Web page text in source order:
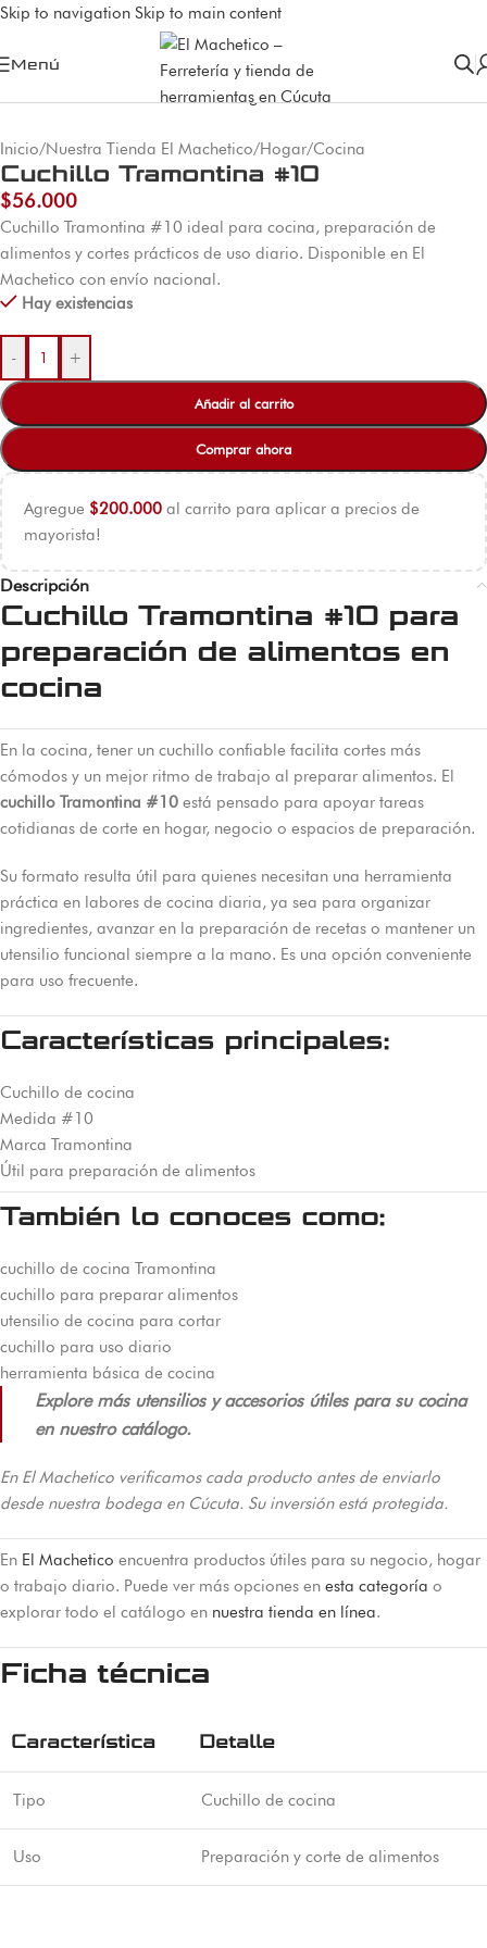
Skip to navigation Skip to main content
Menú
Inicio/Nuestra Tienda El Machetico/Hogar/Cocina
Cuchillo Tramontina #10
$56.000
Cuchillo Tramontina #10 ideal para cocina, preparación de
alimentos y cortes prácticos de uso diario. Disponible en El
Machetico con envío nacional.
Hay existencias
- +
Añadir al carrito
Comprar ahora
Agregue $200.000 al carrito para aplicar a precios de
mayorista!
Descripción
Cuchillo Tramontina #10 para
preparación de alimentos en
cocina
En la cocina, tener un cuchillo confiable facilita cortes más
cómodos y un mejor ritmo de trabajo al preparar alimentos. El
cuchillo Tramontina #10 está pensado para apoyar tareas
cotidianas de corte en hogar, negocio o espacios de preparación.
Su formato resulta útil para quienes necesitan una herramienta
práctica en labores de cocina diaria, ya sea para organizar
ingredientes, avanzar en la preparación de recetas o mantener un
utensilio funcional siempre a la mano. Es una opción conveniente
para uso frecuente.
Características principales:
Cuchillo de cocina
Medida #10
Marca Tramontina
Útil para preparación de alimentos
También lo conoces como:
cuchillo de cocina Tramontina
cuchillo para preparar alimentos
utensilio de cocina para cortar
cuchillo para uso diario
herramienta básica de cocina
Explore más utensilios y accesorios útiles para su cocina
en nuestro catálogo.
En El Machetico verificamos cada producto antes de enviarlo
desde nuestra bodega en Cúcuta. Su inversión está protegida.
En El Machetico encuentra productos útiles para su negocio, hogar
o trabajo diario. Puede ver más opciones en esta categoría o
explorar todo el catálogo en nuestra tienda en línea.
Ficha técnica
Característica Detalle
Tipo Cuchillo de cocina
Uso Preparación y corte de alimentos